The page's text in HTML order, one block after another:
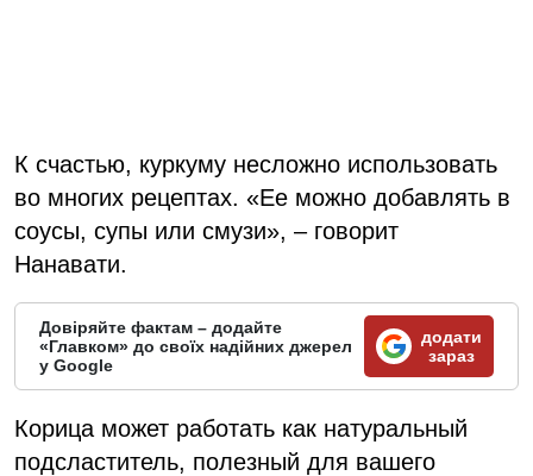
К счастью, куркуму несложно использовать
во многих рецептах. «Ее можно добавлять в
соусы, супы или смузи», – говорит
Нанавати.
Довіряйте фактам – додайте
«Главком» до своїх надійних джерел
у Google
додати
зараз
Корица может работать как натуральный
подсластитель, полезный для вашего